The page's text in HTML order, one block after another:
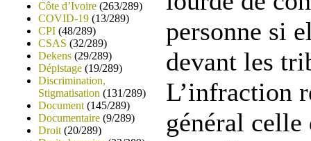
Côte d’Ivoire (263/289)
COVID-19 (13/289)
CPI (48/289)
CSAS (32/289)
Dekens (29/289)
Dépistage (19/289)
Discrimination,
Stigmatisation (131/289)
Document (145/289)
Documentaire (9/289)
Droit (20/289)
personne si
devant les
L’infraction
général celle